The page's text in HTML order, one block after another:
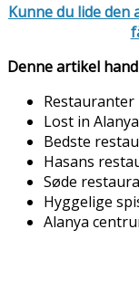
Kunne du lide den
Denne artikel
Restauranter
Lost in Alanya
Bedste
Hasans
Søde
Hyggelige
Alanya